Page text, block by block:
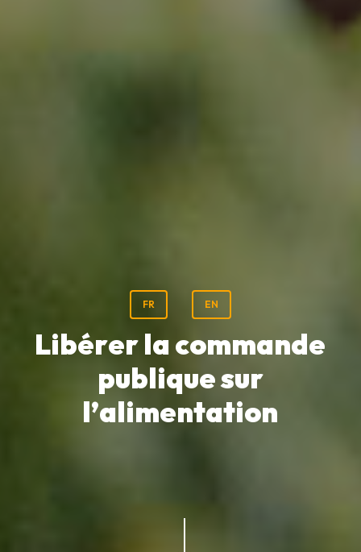
FR EN
Libérerlacommande
publiquesur
l’alimentation